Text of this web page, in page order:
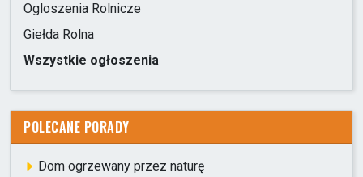
Ogloszenia Rolnicze
Giełda Rolna
Wszystkie ogłoszenia
POLECANE PORADY
Dom ogrzewany przez naturę